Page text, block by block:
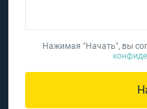
Нажимая "Начать", вы